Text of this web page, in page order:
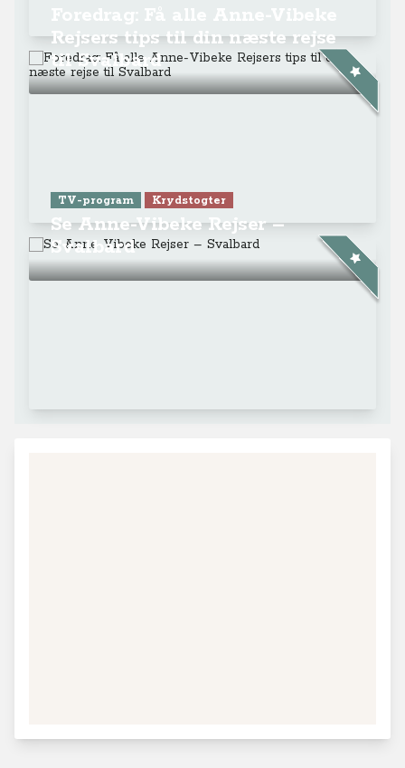
Rejsers tips til din næste rejse
til Svalbard
TV-program Krydstogter
Se Anne-Vibeke Rejser –
Svalbard